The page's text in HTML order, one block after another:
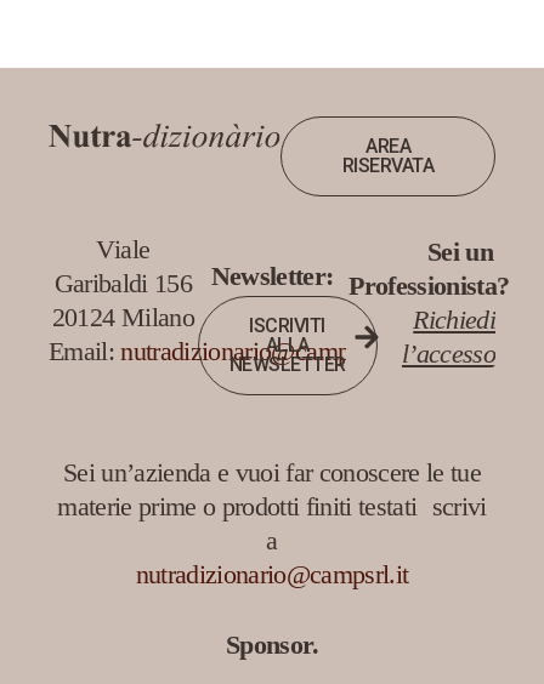
AREA
RISERVATA
Viale
Garibaldi 156
20124 Milano
Email:nutradizionario@campsrl.it
Newsletter:
ISCRIVITI
ALLA
NEWSLETTER
Sei un
Professionista?
Richiedi
l’accesso
Sei un’azienda e vuoi far conoscere le tue
materie prime o prodotti finiti testati scrivi
a
nutradizionario@campsrl.it
Sponsor.